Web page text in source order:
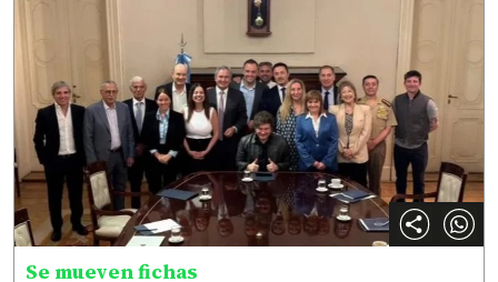
Se mueven fichas